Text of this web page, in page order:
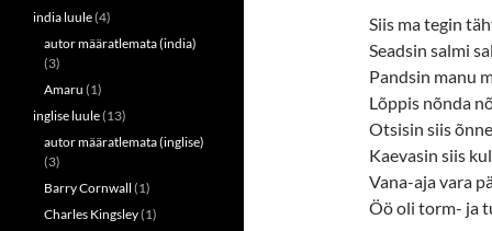
Siis ma tegin
Seadsin salmi
Pandsin manu
Lõppis nõnda
Otsisin siis
Kaevasin siis
Vana-aja vara
Öö oli torm- ja
india luule(4)
autor määratlemata (india)
(3)
Amaru (1)
inglise luule(13)
autor määratlemata (inglise)
(3)
Barry Cornwall (1)
Charles Kingsley(1)